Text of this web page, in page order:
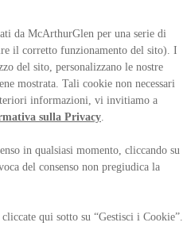
da McArthurGlen per una serie di
il corretto funzionamento del sito). I
del sito, personalizzano le nostre
mostrata. Tali cookie non necessari
informazioni, vi invitiamo a
sulla Privacy.
in qualsiasi momento, cliccando su
del consenso non pregiudica la
qui sotto su “Gestisci i Cookie”.